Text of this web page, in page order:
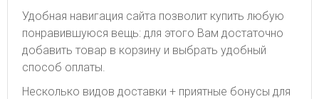
Удобная навигация сайта позволит купить любую
понравившуюся вещь: для этого Вам достаточно
добавить товар в корзину и выбрать удобный
способ оплаты.
Несколько видов доставки + приятные бонусы для